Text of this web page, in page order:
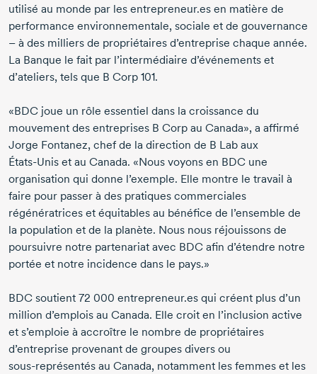
utilisé au monde par les entrepreneur.es en matière de
performance environnementale, sociale et de gouvernance
– à des milliers de propriétaires d’entreprise chaque année.
La Banque le fait par l’intermédiaire d’événements et
d’ateliers, tels que B Corp 101.
«BDC joue un rôle essentiel dans la croissance du
mouvement des entreprises B Corp au Canada», a affirmé
Jorge Fontanez, chef de la direction de B Lab aux
États-Unis et au Canada. «Nous voyons en BDC une
organisation qui donne l’exemple. Elle montre le travail à
faire pour passer à des pratiques commerciales
régénératrices et équitables au bénéfice de l’ensemble de
la population et de la planète. Nous nous réjouissons de
poursuivre notre partenariat avec BDC afin d’étendre notre
portée et notre incidence dans le pays.»
BDC soutient 72 000 entrepreneur.es qui créent plus d’un
million d’emplois au Canada. Elle croit en l’inclusion active
et s’emploie à accroître le nombre de propriétaires
d’entreprise provenant de groupes divers ou
sous-représentés au Canada, notamment les femmes et les